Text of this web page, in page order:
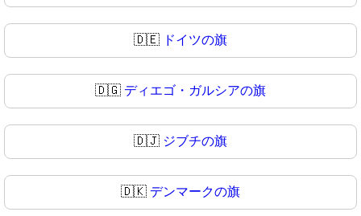
🇩🇪 ドイツの旗
🇩🇬 ディエゴ・ガルシアの旗
🇩🇯 ジブチの旗
🇩🇰 デンマークの旗